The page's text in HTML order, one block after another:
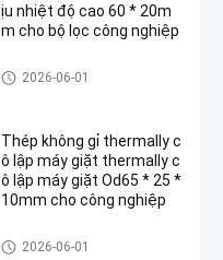
ịu nhiệt độ cao 60 * 20m
m cho bộ lọc công nghiệp
Vòng đệm lưới dệt kim
2026-06-01
Thép không gỉ thermally c
ô lập máy giặt thermally c
ô lập máy giặt Od65 * 25 *
10mm cho công nghiệp
Vòng đệm lưới dệt kim
2026-06-01